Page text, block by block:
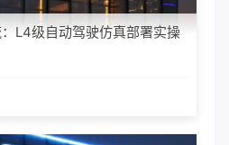
L4级自动驾驶仿真部署实操